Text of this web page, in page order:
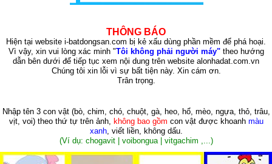
THÔNG BÁO
Hiện tại website i-batdongsan.com bị kẻ xấu dùng phần mềm để phá hoại.
Vì vậy, xin vui lòng xác minh "Tôi không phải người máy"theo hướng
dẫn bên dưới để tiếp tục xem nội dung trên website alonhadat.com.vn
Chúng tôi xin lỗi vì sự bất tiện này. Xin cám ơn.
Trân trọng.
Nhập tên 3 con vật (bò, chim, chó, chuột, gà, heo, hổ, mèo, ngựa, thỏ, trâu,
vịt, voi)theo thứ tự trên ảnh, không bao gồm con vật được khoanh màu
xanh, viết liền, không dấu.
(Ví dụ: chogavit | voibongua | vitgachim ,...)